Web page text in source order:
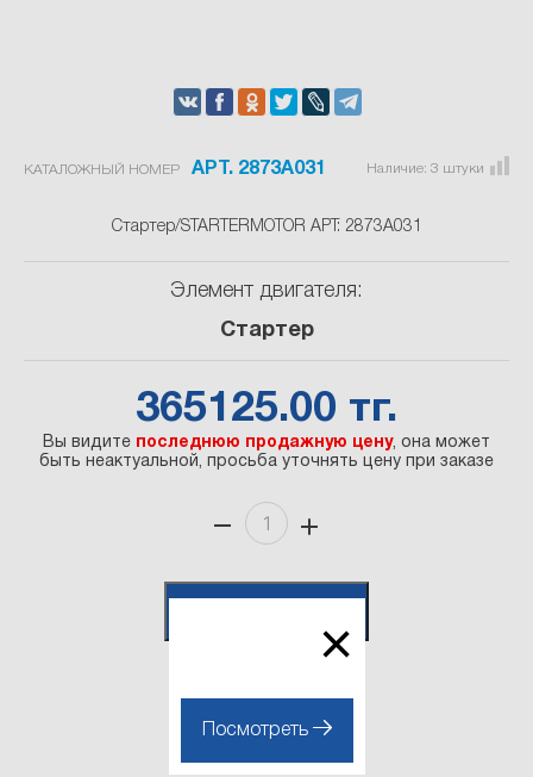
×
Посмотреть
КАТАЛОЖНЫЙ НОМЕР АРТ. 2873A031 Наличие: 3 штуки
Стартер/STARTERMOTOR АРТ: 2873A031
Элемент двигателя:
Стартер
365125.00 тг.
Вы видите последнюю продажную цену, она может
быть неактуальной, просьба уточнять цену при заказе
Наличие на складе:
{"Склад": 3}